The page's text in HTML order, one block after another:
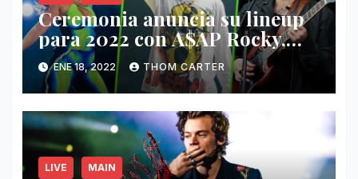
Ceremonia anuncia su lineup
para 2022 con A$AP Rocky,
Nathy Peluso, Noah Pino Palo
y más.
ENE 18, 2022 THOM CARTER
LIVE MAIN